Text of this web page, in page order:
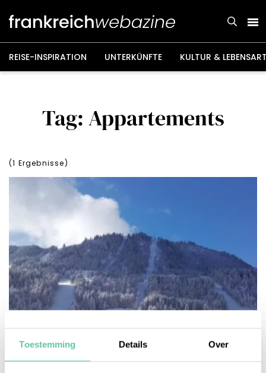
Toestemming Details Over
Inhalt
REISE-INSPIRATION UNTERKÜNFTE KULTUR &
Tag: Appartements
(1 Ergebnisse)